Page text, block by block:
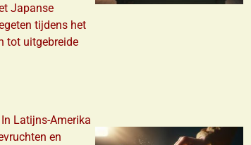
Japanse
tijdens het
tot uitgebreide
Latijns-Amerika
en